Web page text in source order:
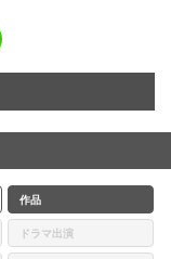
作品
ドラマ出演